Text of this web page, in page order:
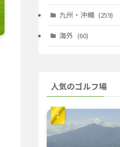
(35)
(30)
(9)
(72)
(14)
(103)
(11)
(78)
(40)
(59)
(25)
(30)
(139)
(7)
(39)
(40)
(9)
(14)
九州・沖縄 (259)
(28)
(22)
(40)
(23)
海外 (60)
人気のゴルフ場